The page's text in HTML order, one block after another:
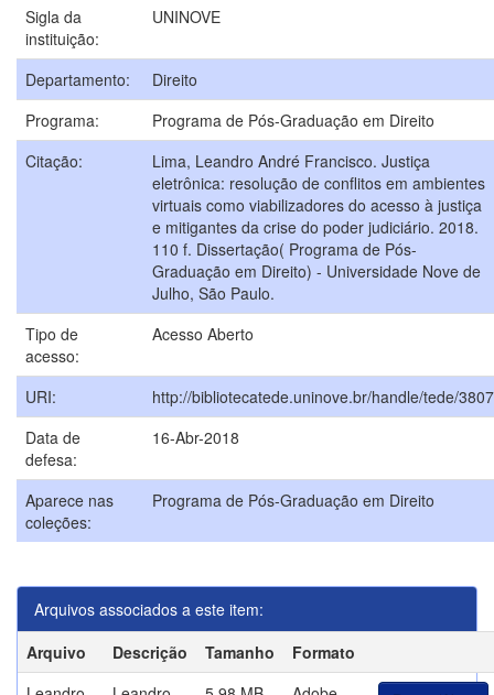
Sigla da
instituição:
UNINOVE
Departamento:
Direito
Programa:
Programa de Pós-Graduação em Direito
Citação:
Lima, Leandro André Francisco. Justiça
eletrônica: resolução de conflitos em ambientes
virtuais como viabilizadores do acesso à justiça
e mitigantes da crise do poder judiciário. 2018.
110 f. Dissertação( Programa de Pós-
Graduação em Direito) - Universidade Nove de
Julho, São Paulo.
Tipo de
acesso:
Acesso Aberto
URI:
http://bibliotecatede.uninove.br/handle/tede/3807
Data de
defesa:
16-Abr-2018
Aparece nas
coleções:
Programa de Pós-Graduação em Direito
Arquivos associados a este item:
Arquivo
Descrição Tamanho
Formato